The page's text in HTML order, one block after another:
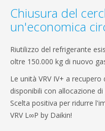
Chiusura del
un'economica
Riutilizzo del refrigerante
oltre 150.000 kg di nuovo
Le unità VRV IV+ a recupero
disponibili con allocazione
Scelta positiva per ridurre
VRV L∞P by Daikin!